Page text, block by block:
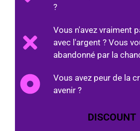
?
Vous n'avez vraiment
avec l'argent ? Vous
abandonné par la
Vous avez peur de la
avenir ?
DISCOUNT